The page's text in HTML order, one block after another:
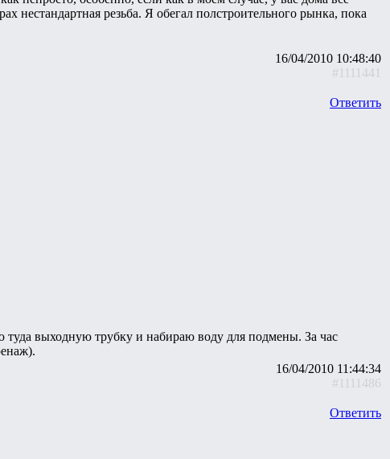
нестандартная резьба. Я обегал полстроительного рынка, пока
16/04/2010 10:48:40
#1111441
Ответить
туда выходную трубку и набираю воду для подмены. За час
16/04/2010 11:44:34
#1111486
Ответить